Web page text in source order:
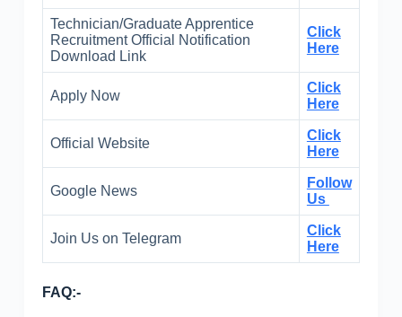
Technician/Graduate Apprentice
Recruitment Official Notification
Download Link
Click
Here
Apply Now
Click
Here
Official Website
Click
Here
Google News
Follow
Us
Join Us on Telegram
Click
Here
FAQ:-